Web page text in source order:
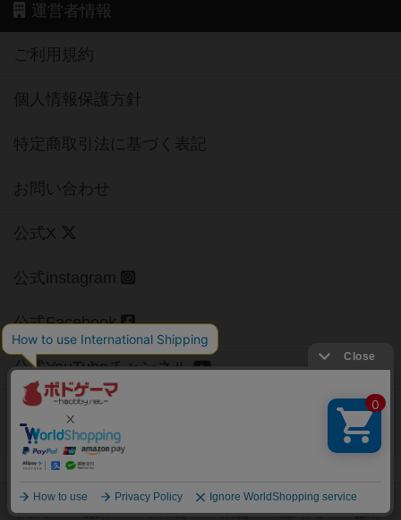
運営者情報
ご利用規約
個人情報保護方針
特定商取引法に基づく表記
お問い合わせ
公式X
公式instagram
公式Facebook
公式YouTubeチャンネル